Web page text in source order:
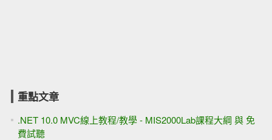
重點文章
.NET 10.0 MVC線上教程/教學 - MIS2000Lab課程大綱 與 免
費試聽